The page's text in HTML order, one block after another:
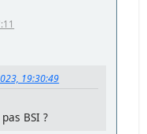
19:30:49
BSI ?